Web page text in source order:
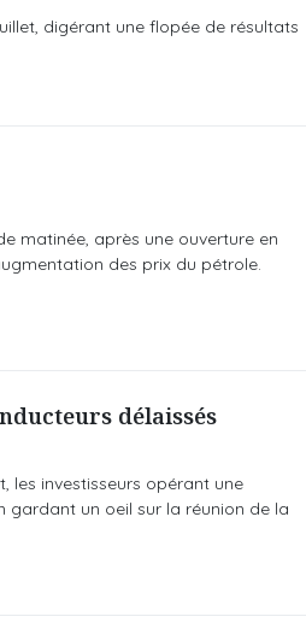
digérant une flopée de résultats
matinée, après une ouverture en
des prix du pétrole.
délaissés
les investisseurs opérant une
un oeil sur la réunion de la